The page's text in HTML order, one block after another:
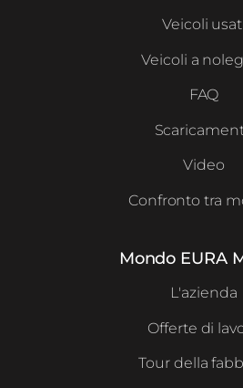
Veicoli
Veicoli a
FAQ
Video
Confronto tra
Mondo EURA
L'azienda
Offerte di
Tour della